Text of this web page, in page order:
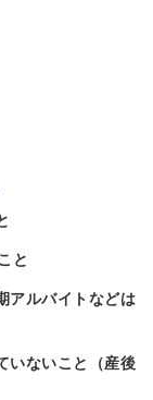
と
アルバイトなどは
いないこと（産後